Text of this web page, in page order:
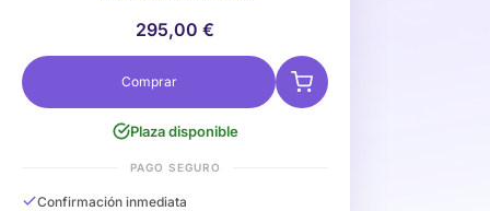
295,00 €
Comprar
Plaza disponible
PAGO SEGURO
Confirmación inmediata